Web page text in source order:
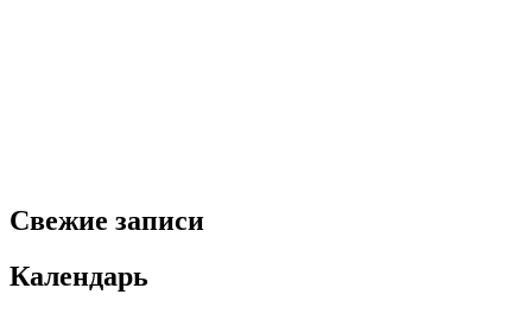
Свежие записи
Календарь